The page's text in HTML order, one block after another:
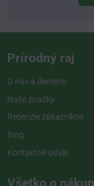
Prírodný raj
O nás a demeter
Naše značky
Recenzie zákazníkov
Blog
Kontaktné údaje
Všetko o